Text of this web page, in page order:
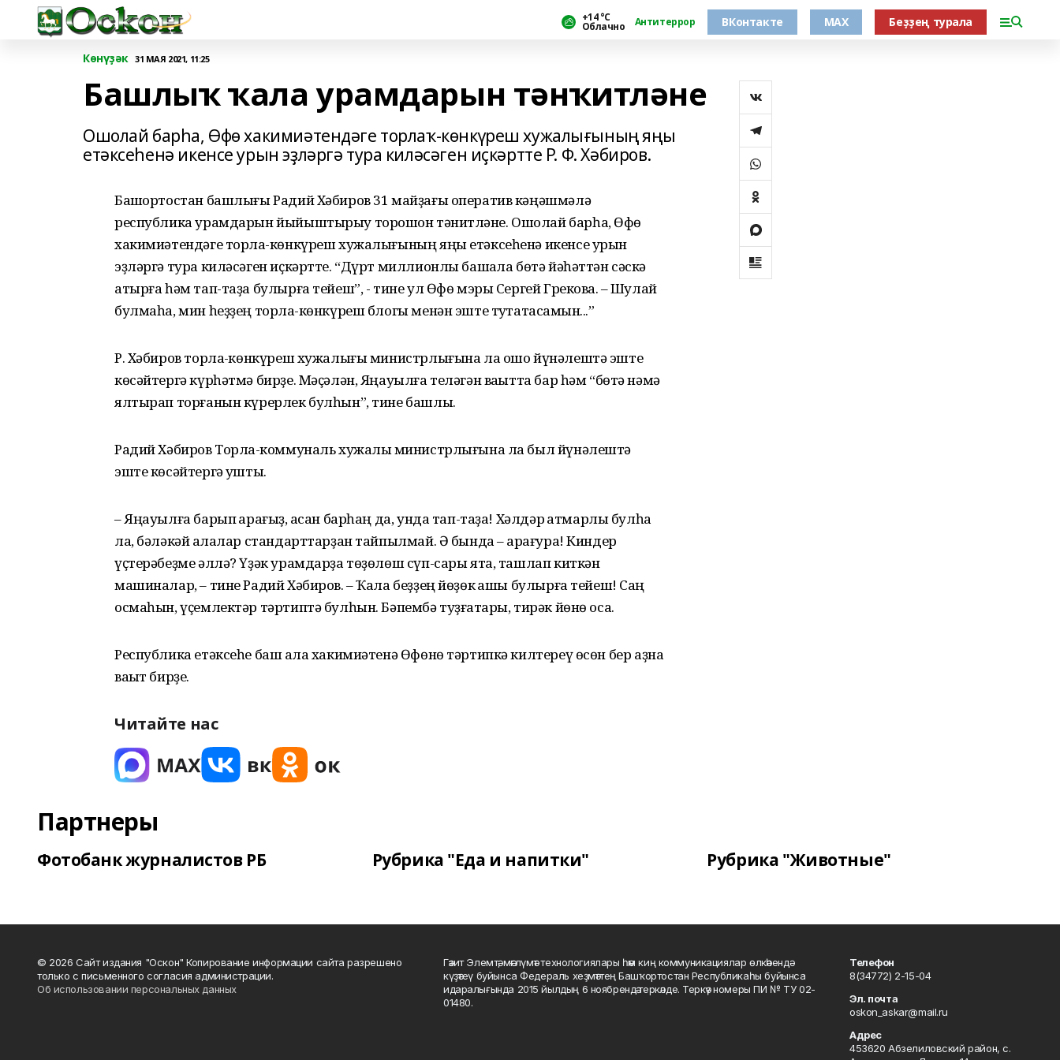
+14 °С
Облачно Антитеррор ВКонтакте MAX Беҙҙең турала
Көнүҙәк 31 МАЯ 2021, 11:25
Башлыҡ ҡала урамдарын тәнҡитләне
Ошолай барһа, Өфө хакимиәтендәге торлаҡ-көнкүреш хужалығының яңы
етәксеһенә икенсе урын эҙләргә тура киләсәген иҫкәртте Р. Ф. Хәбиров.
Башҡортостан башлығы Радий Хәбиров 31 майҙағы оператив кәңәшмәлә
республика урамдарын йыйыштырыу торошон тәнҡитләне. Ошолай барһа, Өфө
хакимиәтендәге торлаҡ-көнкүреш хужалығының яңы етәксеһенә икенсе урын
эҙләргә тура киләсәген иҫкәртте. “Дүрт миллионлы башҡала бөтә йәһәттән сәскә
атырға һәм тап-таҙа булырға тейеш”, - тине ул Өфө мэры Сергей Грековҡа. – Шулай
булмаһа, мин һеҙҙең торлаҡ-көнкүреш блогы менән эште туҡтатасаҡмын...”
Р. Хәбиров торлаҡ-көнкүреш хужалығы министрлығына ла ошо йүнәлештә эште
көсәйтергә күрһәтмә бирҙе. Мәҫәлән, Яңауылға теләгән ваҡытта бар һәм “бөтә нәмә
ялтырап торғанын күрерлек булһын”, тине башлыҡ.
Радий Хәбиров Торлаҡ-коммуналь хужалыҡ министрлығына ла был йүнәлештә
эште көсәйтергә ҡушты.
– Яңауылға барып ҡарағыҙ, ҡасан барһаң да, унда тап-таҙа! Хәлдәр ҡатмарлы булһа
ла, бәләкәй ҡалалар стандарттарҙан тайпылмай. Ә бында – ҡарағура! Киндер
үҫтерәбеҙме әллә? Үҙәк урамдарҙа төҙөлөш сүп-сары ята, ташлап киткән
машиналар, – тине Радий Хәбиров. – Ҡала беҙҙең йөҙөк ҡашы булырға тейеш! Саң
осмаһын, үҫемлектәр тәртиптә булһын. Бәпембә туҙғаҡтары, тирәк йөнө оса.
Республика етәксеһе баш ҡала хакимиәтенә Өфөнө тәртипкә килтереү өсөн бер аҙна
ваҡыт бирҙе.
Читайте нас
Партнеры
Фотобанк журналистов РБ Рубрика "Еда и напитки" Рубрика "Животные"
© 2026 Сайт издания "Оскон" Копирование информации сайта разрешено
только с письменного согласия администрации.
Об использовании персональных данных
Гәзит Элемтә, мәғлүмәт технологиялары һәм киң коммуникациялар өлкәһендә
күҙәтеү буйынса Федераль хеҙмәттең Башҡортостан Республикаһы буйынса
идаралығында 2015 йылдың 6 ноябрендә теркәлде. Теркәү номеры ПИ № ТУ 02-
01480.
Телефон
8(34772) 2-15-04
Эл. почта
oskon_askar@mail.ru
Адрес
453620 Абзелиловский район, с.